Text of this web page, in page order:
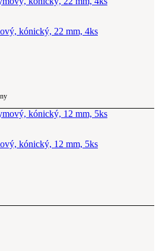
kónický, 22 mm, 4ks
kónický, 12 mm, 5ks